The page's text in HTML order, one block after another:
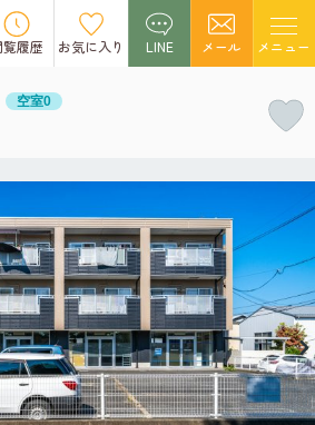
覧履歴 お気に入り LINE メール メニュー
の募集は終了しました。
空室0